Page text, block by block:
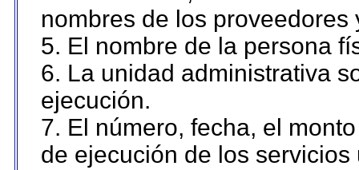
nombres de los proveedores
5. El nombre de la persona
6. La unidad administrativa
ejecución.
7. El número, fecha, el
de ejecución de los servicios